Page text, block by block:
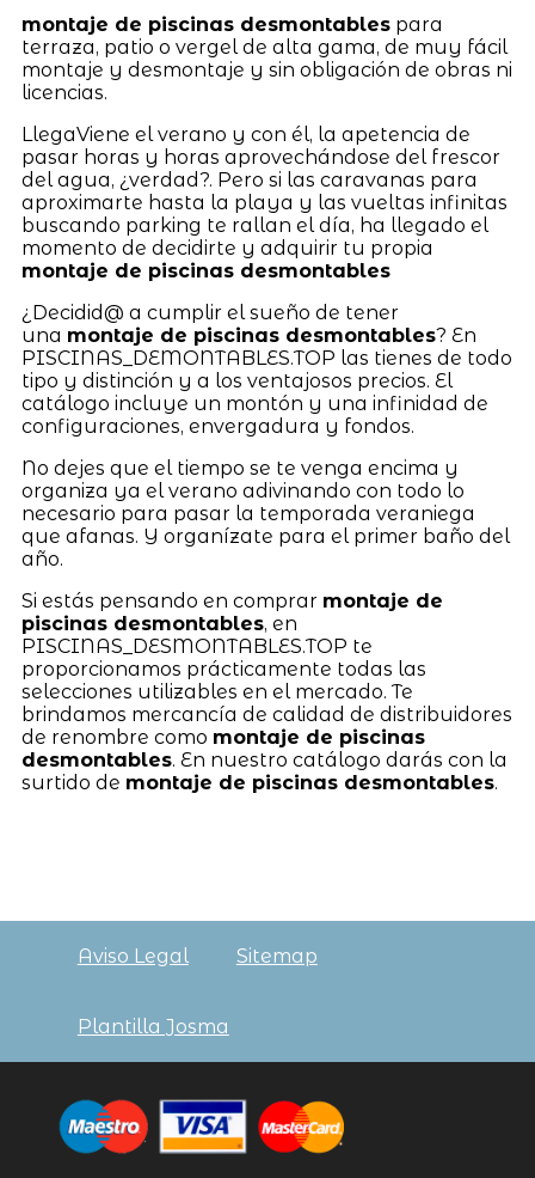
montaje de piscinas desmontablespara
terraza, patio o vergel de alta gama, de muy fácil
montaje y desmontaje y sin obligación de obras ni
licencias.
LlegaViene el verano y con él, la apetencia de
pasar horas y horas aprovechándose del frescor
del agua, ¿verdad?. Pero si las caravanas para
aproximarte hasta la playa y las vueltas infinitas
buscando parking te rallan el día, ha llegado el
momento de decidirte y adquirir tu propia
montaje de piscinas desmontables
¿Decidid@ a cumplir el sueño de tener
una montaje de piscinas desmontables? En
PISCINAS_DEMONTABLES.TOP las tienes de todo
tipo y distinción y a los ventajosos precios. El
catálogo incluye un montón y una infinidad de
configuraciones, envergadura y fondos.
No dejes que el tiempo se te venga encima y
organiza ya el verano adivinando con todo lo
necesario para pasar la temporada veraniega
que afanas. Y organízate para el primer baño del
año.
Si estás pensando en comprar montaje de
piscinas desmontables, en
PISCINAS_DESMONTABLES.TOP te
proporcionamos prácticamente todas las
selecciones utilizables en el mercado. Te
brindamos mercancía de calidad de distribuidores
de renombre como montaje de piscinas
desmontables. En nuestro catálogo darás con la
surtido de montaje de piscinas desmontables.
Aviso Legal Sitemap
Plantilla Josma